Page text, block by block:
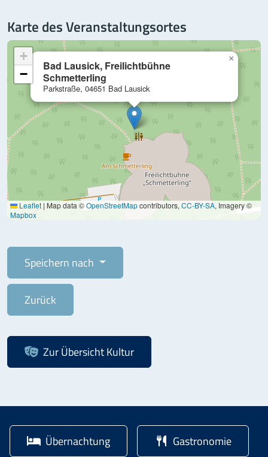
Karte des Veranstaltungsortes
Bad Lausick, Freilichtbühne
Schmetterling
Parkstraße, 04651 Bad Lausick
×
+
−
Leaflet |Map data ©OpenStreetMapcontributors, CC-BY-SA, Imagery ©
Mapbox
Speichern nach
Zurück
Zur ÜbersichtKultur
Übernachtung Gastronomie